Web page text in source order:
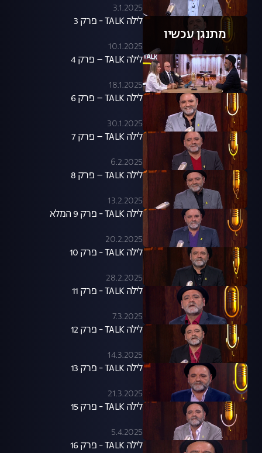
3.1.2025
מתנגן עכשיו
לילה TALK - פרק 3
10.1.2025
לילה TALK – פרק 4
18.1.2025
לילה TALK – פרק 6
30.1.2025
לילה TALK – פרק 7
6.2.2025
לילה TALK – פרק 8
13.2.2025
לילה TALK - פרק 9 המלא
20.2.2025
לילה TALK - פרק 10
28.2.2025
לילה TALK - פרק 11
7.3.2025
לילה TALK - פרק 12
14.3.2025
לילה TALK - פרק 13
21.3.2025
לילה TALK - פרק 15
5.4.2025
לילה TALK - פרק 16